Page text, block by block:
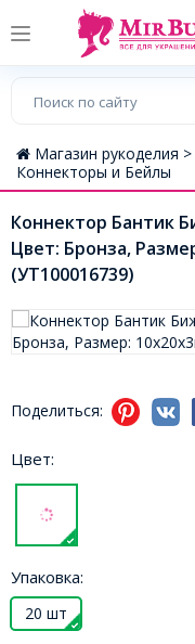
Магазин рукоделия >
Коннекторы и Бейлы
Коннектор Бантик
Цвет: Бронза,
(УТ100016739)
Поделиться:
Цвет:
Упаковка:
20 шт